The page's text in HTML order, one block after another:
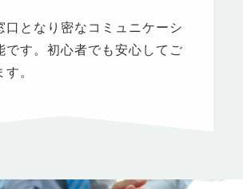
口となり密なコミュニケーシ
です。初心者でも安心してご
。